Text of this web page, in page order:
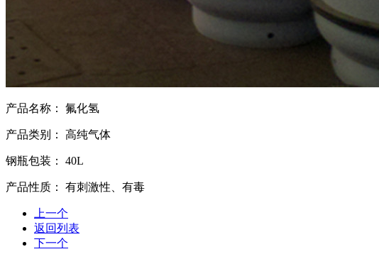
产品名称： 氟化氢
产品类别： 高纯气体
钢瓶包装： 40L
产品性质： 有刺激性、有毒
上一个
返回列表
下一个